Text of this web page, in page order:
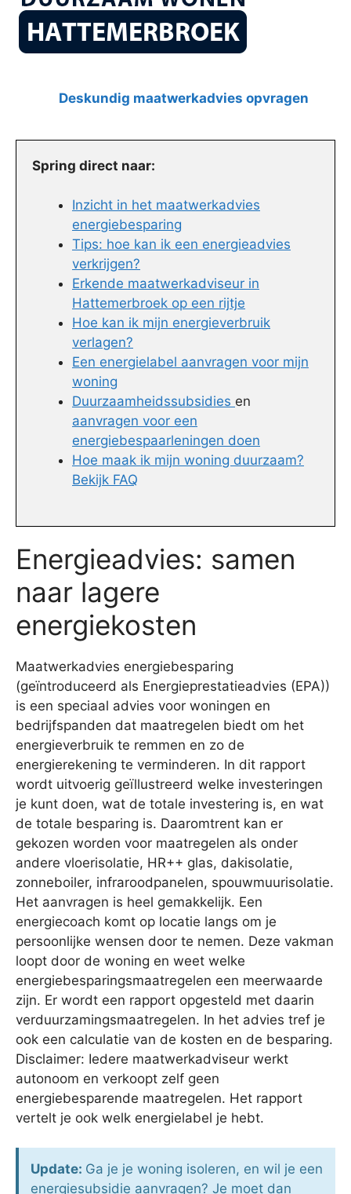
Deskundig maatwerkadvies opvragen
Spring direct naar:
Inzicht in het maatwerkadvies
energiebesparing
Tips: hoe kan ik een energieadvies
verkrijgen?
Erkende maatwerkadviseur in
Hattemerbroek op een rijtje
Hoe kan ik mijn energieverbruik
verlagen?
Een energielabel aanvragen voor mijn
woning
Duurzaamheidssubsidies en
aanvragen voor een
energiebespaarleningen doen
Hoe maak ik mijn woning duurzaam?
Bekijk FAQ
Energieadvies: samen
naar lagere
energiekosten
Maatwerkadvies energiebesparing
(geïntroduceerd als Energieprestatieadvies (EPA))
is een speciaal advies voor woningen en
bedrijfspanden dat maatregelen biedt om het
energieverbruik te remmen en zo de
energierekening te verminderen. In dit rapport
wordt uitvoerig geïllustreerd welke investeringen
je kunt doen, wat de totale investering is, en wat
de totale besparing is. Daaromtrent kan er
gekozen worden voor maatregelen als onder
andere vloerisolatie, HR++ glas, dakisolatie,
zonneboiler, infraroodpanelen, spouwmuurisolatie.
Het aanvragen is heel gemakkelijk. Een
energiecoach komt op locatie langs om je
persoonlijke wensen door te nemen. Deze vakman
loopt door de woning en weet welke
energiebesparingsmaatregelen een meerwaarde
zijn. Er wordt een rapport opgesteld met daarin
verduurzamingsmaatregelen. In het advies tref je
ook een calculatie van de kosten en de besparing.
Disclaimer: Iedere maatwerkadviseur werkt
autonoom en verkoopt zelf geen
energiebesparende maatregelen. Het rapport
vertelt je ook welk energielabel je hebt.
Update: Ga je je woning isoleren, en wil je een
energiesubsidie aanvragen? Je moet dan